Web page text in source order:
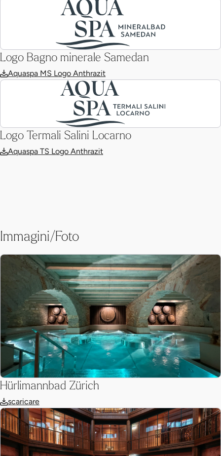
Logo Bagno minerale Samedan
Aquaspa MS Logo Anthrazit
Logo Termali Salini Locarno
Aquaspa TS Logo Anthrazit
Immagini/Foto
Hürlimannbad Zürich
scaricare